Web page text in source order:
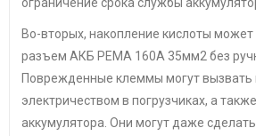
ограничение срока службы
Во-вторых, накопление кислоты
разъем АКБ РЕМА 160А 35мм2 без
Поврежденные клеммы могут вызвать
электричеством в погрузчиках, а
аккумулятора. Они могут даже